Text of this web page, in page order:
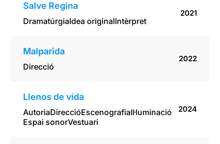
Salve Regina
DramatúrgiaIdea originalIntèrpret
2021
Malparida
Direcció
2022
Llenos de vida
AutoriaDireccióEscenografiaIl·luminació
Espai sonorVestuari
2024